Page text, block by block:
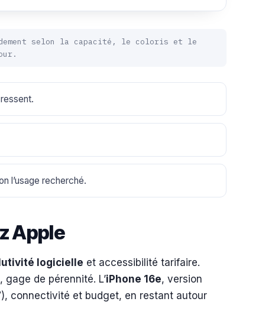
selon la capacité, le coloris et le
l’usage recherché.
Apple
logicielle et accessibilité tarifaire.
gage de pérennité. L’iPhone 16e, version
), connectivité et budget, en restant autour